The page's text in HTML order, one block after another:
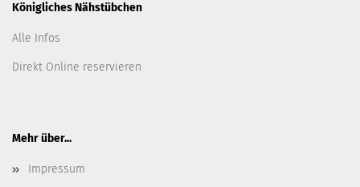
Königliches Nähstübchen
Alle Infos
Direkt Online reservieren
Mehr über...
Impressum